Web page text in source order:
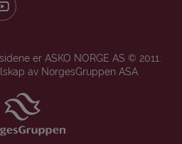
er ASKO NORGE AS © 2011.
av NorgesGruppen ASA